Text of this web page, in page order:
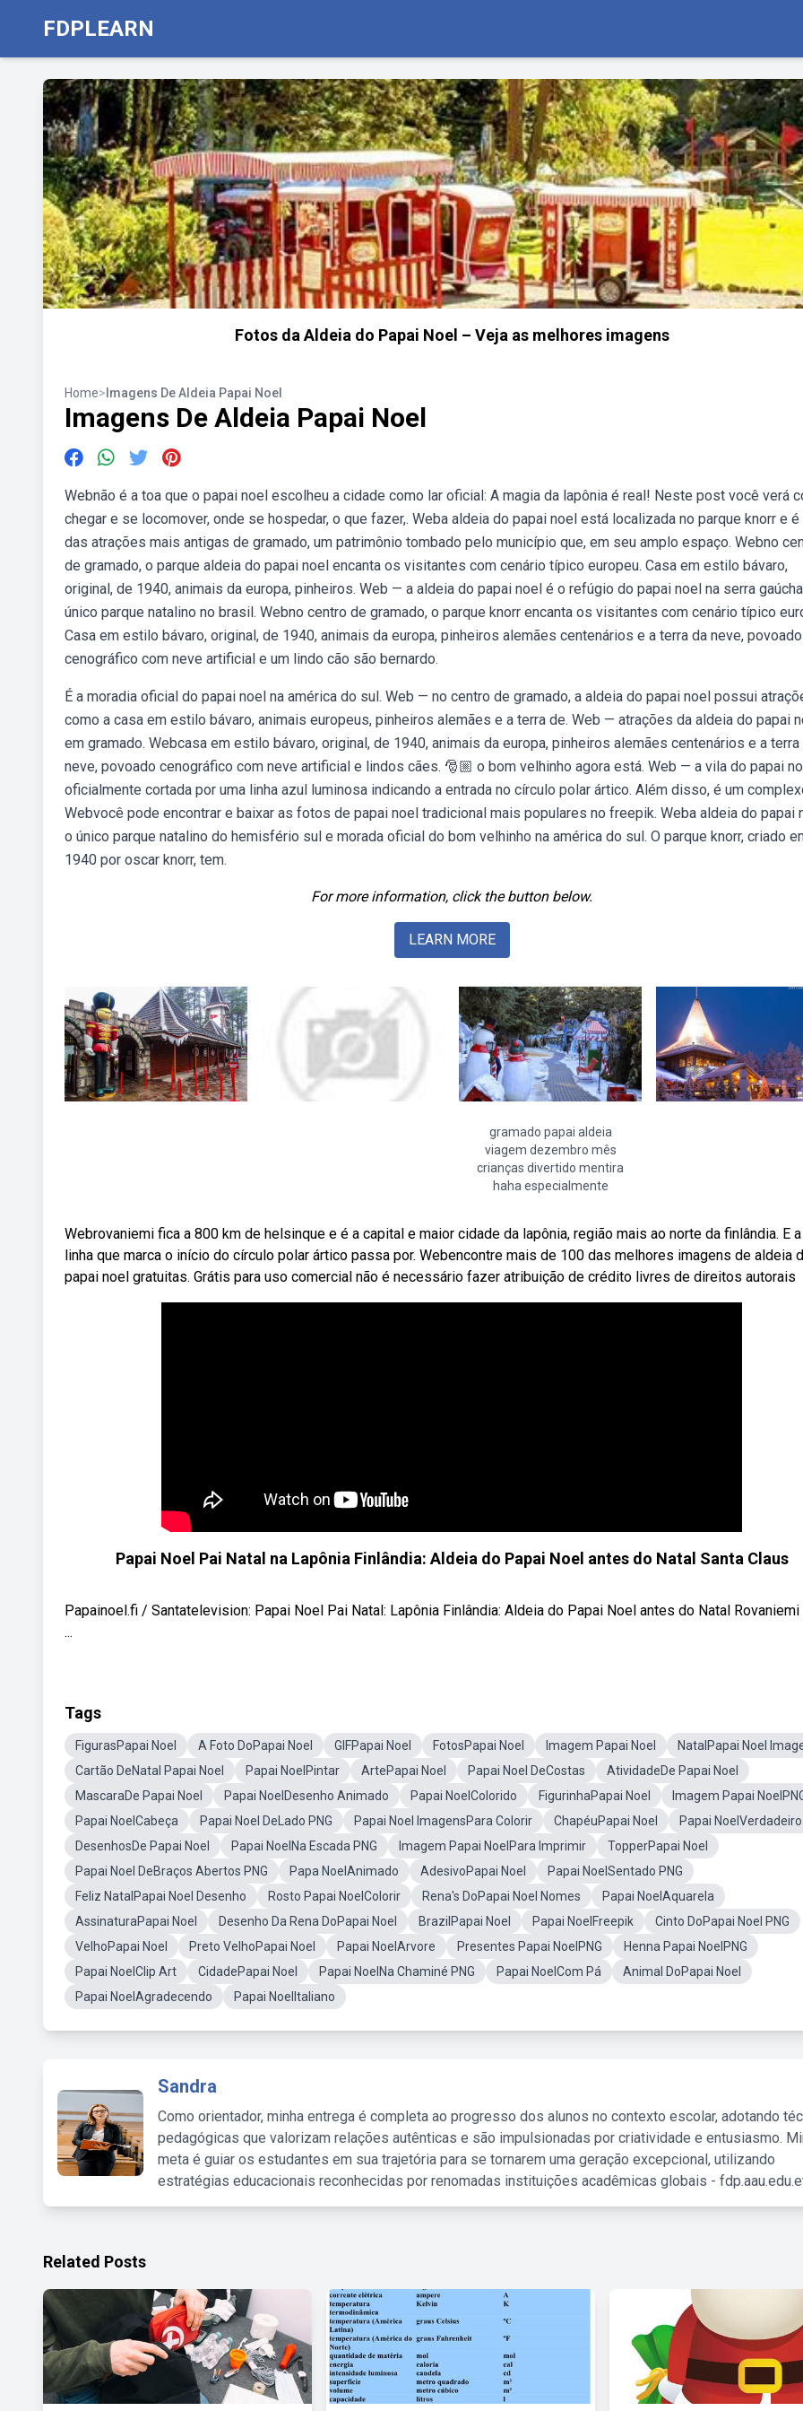
FDPLEARN
Fotos da Aldeia do Papai Noel – Veja as melhores imagens
Home> Imagens De Aldeia Papai Noel
Imagens De Aldeia Papai Noel
Webnão é a toa que o papai noel escolheu a cidade como lar oficial: A magia da lapônia é real! Neste post você verá
chegar e se locomover, onde se hospedar, o que fazer,. Weba aldeia do papai noel está localizada no parque knorr e é
das atrações mais antigas de gramado, um patrimônio tombado pelo município que, em seu amplo espaço. Webno
de gramado, o parque aldeia do papai noel encanta os visitantes com cenário típico europeu. Casa em estilo bávaro,
original, de 1940, animais da europa, pinheiros. Web — a aldeia do papai noel é o refúgio do papai noel na serra
único parque natalino no brasil. Webno centro de gramado, o parque knorr encanta os visitantes com cenário típico
Casa em estilo bávaro, original, de 1940, animais da europa, pinheiros alemães centenários e a terra da neve, povoado
cenográfico com neve artificial e um lindo cão são bernardo.
É a moradia oficial do papai noel na américa do sul. Web — no centro de gramado, a aldeia do papai noel possui
como a casa em estilo bávaro, animais europeus, pinheiros alemães e a terra de. Web — atrações da aldeia do papai
em gramado. Webcasa em estilo bávaro, original, de 1940, animais da europa, pinheiros alemães centenários e a terra
neve, povoado cenográfico com neve artificial e lindos cães. 🎅🏼 o bom velhinho agora está. Web — a vila do papai
oficialmente cortada por uma linha azul luminosa indicando a entrada no círculo polar ártico. Além disso, é um
Webvocê pode encontrar e baixar as fotos de papai noel tradicional mais populares no freepik. Weba aldeia do papai
o único parque natalino do hemisfério sul e morada oficial do bom velhinho na américa do sul. O parque knorr, criado
1940 por oscar knorr, tem.
For more information, click the button below.
LEARN MORE
gramado papai aldeia
viagem dezembro mês
crianças divertido mentira
haha especialmente
Webrovaniemi fica a 800 km de helsinque e é a capital e maior cidade da lapônia, região mais ao norte da finlândia. E
linha que marca o início do círculo polar ártico passa por. Webencontre mais de 100 das melhores imagens de aldeia
papai noel gratuitas. Grátis para uso comercial não é necessário fazer atribuição de crédito livres de direitos autorais
Papai Noel Pai Natal na Lapônia Finlândia: Aldeia do Papai Noel antes do Natal Santa Claus
Papainoel.fi / Santatelevision: Papai Noel Pai Natal: Lapônia Finlândia: Aldeia do Papai Noel antes do Natal Rovaniemi
...
Tags
FigurasPapai Noel A Foto DoPapai Noel GIFPapai Noel FotosPapai Noel Imagem Papai Noel
NatalPapai Noel
Cartão DeNatal Papai Noel
Papai NoelPintar ArtePapai Noel Papai Noel DeCostas
AtividadeDe Papai Noel
MascaraDe Papai Noel
Papai NoelDesenho Animado Papai NoelColorido FigurinhaPapai Noel
Imagem Papai
Papai NoelCabeça
Papai Noel DeLado PNG Papai Noel ImagensPara Colorir ChapéuPapai Noel
Papai NoelVerdadeiro
DesenhosDe Papai Noel
Papai NoelNa Escada PNG Imagem Papai NoelPara Imprimir
TopperPapai Noel
Papai Noel DeBraços Abertos PNG
Papa NoelAnimado AdesivoPapai Noel
Papai NoelSentado PNG
Feliz NatalPapai Noel Desenho
Rosto Papai NoelColorir Rena's DoPapai Noel Nomes
Papai NoelAquarela
AssinaturaPapai Noel
Desenho Da Rena DoPapai Noel BrazilPapai Noel Papai NoelFreepik
Cinto DoPapai Noel PNG
VelhoPapai Noel
Preto VelhoPapai Noel Papai NoelArvore Presentes Papai NoelPNG
Henna Papai NoelPNG
Papai NoelClip Art
CidadePapai Noel Papai NoelNa Chaminé PNG Papai NoelCom Pá
Animal DoPapai Noel
Papai NoelAgradecendo
Papai NoelItaliano
Sandra
Como orientador, minha entrega é completa ao progresso dos alunos no contexto escolar, adotando
pedagógicas que valorizam relações autênticas e são impulsionadas por criatividade e entusiasmo.
meta é guiar os estudantes em sua trajetória para se tornarem uma geração excepcional, utilizando
estratégias educacionais reconhecidas por renomadas instituições acadêmicas globais -
Related Posts